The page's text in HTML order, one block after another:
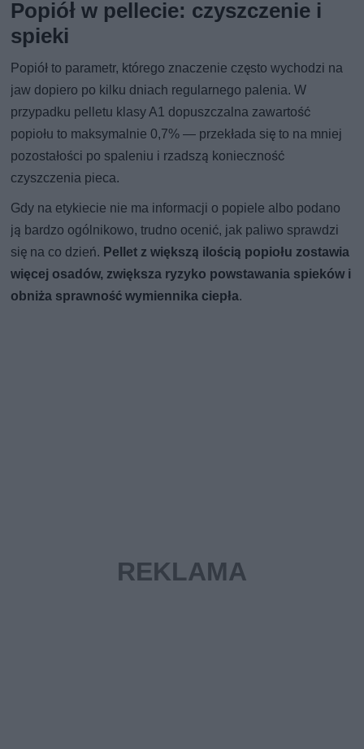
Popiół w pellecie: czyszczenie i
spieki
Popiół to parametr, którego znaczenie często wychodzi na
jaw dopiero po kilku dniach regularnego palenia. W
przypadku pelletu klasy A1 dopuszczalna zawartość
popiołu to maksymalnie 0,7% — przekłada się to na mniej
pozostałości po spaleniu i rzadszą konieczność
czyszczenia pieca.
Gdy na etykiecie nie ma informacji o popiele albo podano
ją bardzo ogólnikowo, trudno ocenić, jak paliwo sprawdzi
się na co dzień. Pellet z większą ilością popiołu zostawia
więcej osadów, zwiększa ryzyko powstawania spieków i
obniża sprawność wymiennika ciepła.